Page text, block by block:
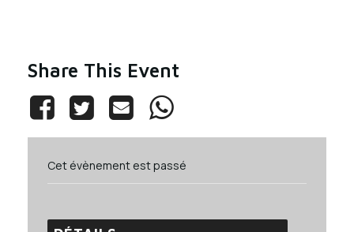
Share This Event
Cet évènement est passé